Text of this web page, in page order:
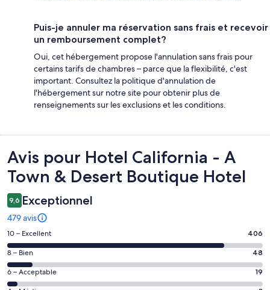
Puis-je annuler ma réservation sans frais et recevoir
un remboursement complet?
Oui, cet hébergement propose l'annulation sans frais pour
certains tarifs de chambres – parce que la flexibilité, c'est
important. Consultez la politique d'annulation de
l'hébergement sur notre site pour obtenir plus de
renseignements sur les exclusions et les conditions.
Avis
Avis pour Hotel California - A
Town & Desert Boutique Hotel
9,6 Exceptionnel
479 avis
Note
de 10
–
Excellent,
d’après
10 – Excellent 406
Note
de 8
–
8 – Bien 48
Note
de 6
6 – Acceptable 19